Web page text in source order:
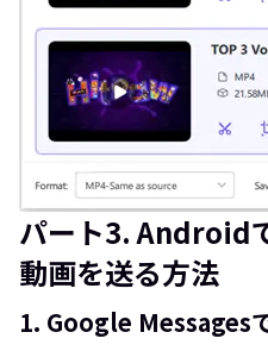
パート3. Android
動画を送る方法
1. Google Messages